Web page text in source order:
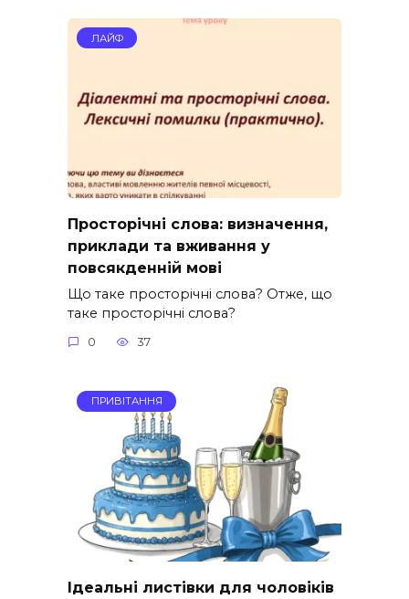
ЛАЙФ
Просторічні слова: визначення,
приклади та вживання у
повсякденній мові
Що таке просторічні слова? Отже, що
таке просторічні слова?
0 37
ПРИВІТАННЯ
Ідеальні листівки для чоловіків